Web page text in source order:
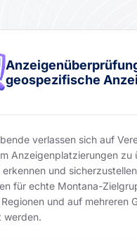
geospezifische
verlassen sich auf
Anzeigenplatzierungen zu
und
für echte Montana-
und auf mehreren
werden.